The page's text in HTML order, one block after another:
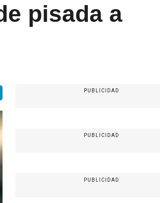
pisada a
PUBLICIDAD
PUBLICIDAD
PUBLICIDAD